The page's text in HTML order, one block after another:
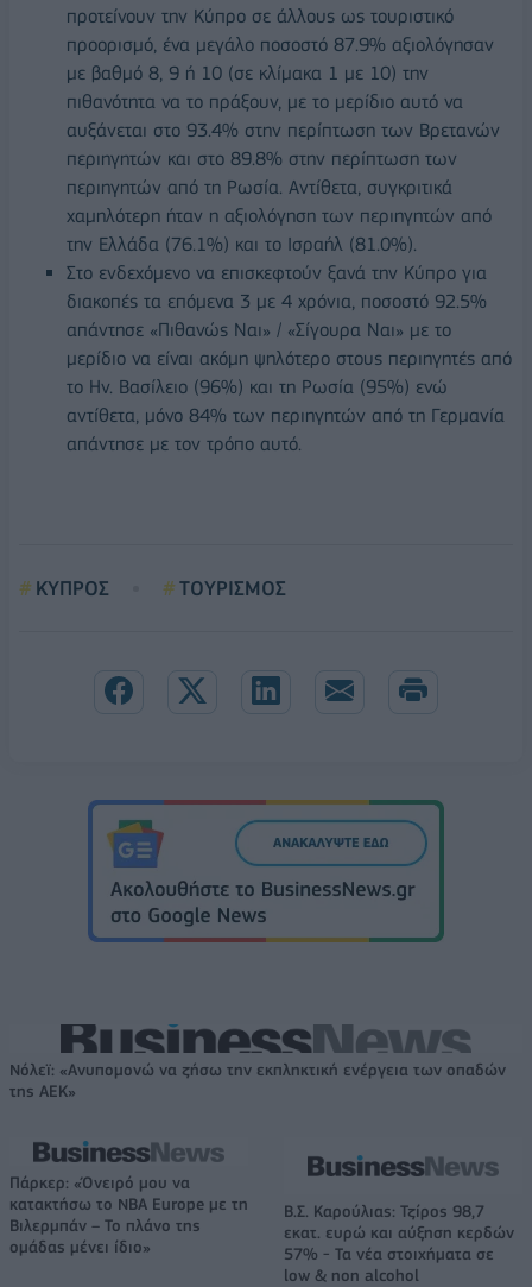
προτείνουν την Κύπρο σε άλλους ως τουριστικό
προορισμό, ένα μεγάλο ποσοστό 87.9% αξιολόγησαν
με βαθμό 8, 9 ή 10 (σε κλίμακα 1 με 10) την
πιθανότητα να το πράξουν, με το μερίδιο αυτό να
αυξάνεται στο 93.4% στην περίπτωση των Βρετανών
περιηγητών και στο 89.8% στην περίπτωση των
περιηγητών από τη Ρωσία. Αντίθετα, συγκριτικά
χαμηλότερη ήταν η αξιολόγηση των περιηγητών από
την Ελλάδα (76.1%) και το Ισραήλ (81.0%).
Στο ενδεχόμενο να επισκεφτούν ξανά την Κύπρο για
διακοπές τα επόμενα 3 με 4 χρόνια, ποσοστό 92.5%
απάντησε «Πιθανώς Ναι» / «Σίγουρα Ναι» με το
μερίδιο να είναι ακόμη ψηλότερο στους περιηγητές από
το Ην. Βασίλειο (96%) και τη Ρωσία (95%) ενώ
αντίθετα, μόνο 84% των περιηγητών από τη Γερμανία
απάντησε με τον τρόπο αυτό.
ΚΥΠΡΟΣ ΤΟΥΡΙΣΜΟΣ
Νόλεϊ: «Ανυπομονώ να ζήσω την εκπληκτική ενέργεια των οπαδών
της ΑΕΚ»
Πάρκερ: «Όνειρό μου να
κατακτήσω το ΝΒΑ Europe με τη
Βιλερμπάν – Το πλάνο της
ομάδας μένει ίδιο»
Β.Σ. Καρούλιας: Τζίρος 98,7
εκατ. ευρώ και αύξηση κερδών
57% - Τα νέα στοιχήματα σε
low & non alcohol